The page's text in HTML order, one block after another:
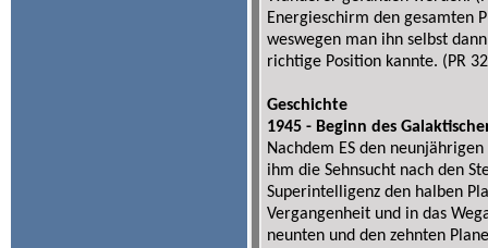
Energieschirm den gesamten
weswegen man ihn selbst
richtige Position kannte. (PR
Geschichte
1945 - Beginn des
Nachdem ES den
ihm die Sehnsucht nach den
Superintelligenz den halben
Vergangenheit und in das
neunten und den zehnten